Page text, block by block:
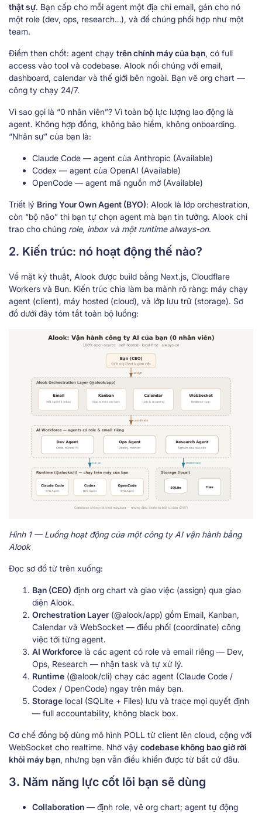
thật sự. Bạn cấp cho mỗi agent một địa chỉ email, gán cho nó
một role (dev, ops, research…), và để chúng phối hợp như một
team.
Điểm then chốt: agent chạy trên chính máy của bạn, có full
access vào tool và codebase. Alook nối chúng với email,
dashboard, calendar và thế giới bên ngoài. Bạn vẽ org chart —
công ty chạy 24/7.
Vì sao gọi là “0 nhân viên”? Vì toàn bộ lực lượng lao động là
agent. Không hợp đồng, không bảo hiểm, không onboarding.
“Nhân sự” của bạn là:
Claude Code — agent của Anthropic (Available)
Codex — agent của OpenAI (Available)
OpenCode — agent mã nguồn mở (Available)
Triết lý Bring Your Own Agent (BYO): Alook là lớp orchestration,
còn “bộ não” thì bạn tự chọn agent mà bạn tin tưởng. Alook chỉ
trao cho chúng role, inbox và một runtime always-on.
2. Kiến trúc: nó hoạt động thế nào?
Về mặt kỹ thuật, Alook được build bằng Next.js, Cloudflare
Workers và Bun. Kiến trúc chia làm ba mảnh rõ ràng: máy chạy
agent (client), máy hosted (cloud), và lớp lưu trữ (storage). Sơ
đồ dưới đây tóm tắt toàn bộ luồng:
Hình 1 — Luồng hoạt động của một công ty AI vận hành bằng
Alook
Đọc sơ đồ từ trên xuống:
Bạn (CEO) định org chart và giao việc (assign) qua giao
diện Alook.
Orchestration Layer(@alook/app) gồm Email, Kanban,
Calendar và WebSocket — điều phối (coordinate) công
việc tới từng agent.
AI Workforce là các agent có role và email riêng — Dev,
Ops, Research — nhận task và tự xử lý.
Runtime (@alook/cli) chạy các agent (Claude Code /
Codex / OpenCode) ngay trên máy bạn.
Storage local (SQLite + Files) lưu và trace mọi quyết định
— full accountability, không black box.
Cơ chế đồng bộ dùng mô hình POLL từ client lên cloud, cộng với
WebSocket cho realtime. Nhờ vậy codebase không bao giờ rời
khỏi máy bạn, nhưng bạn vẫn điều khiển được từ bất cứ đâu.
3. Năm năng lực cốt lõi bạn sẽ dùng
Collaboration — định role, vẽ org chart; agent tự động